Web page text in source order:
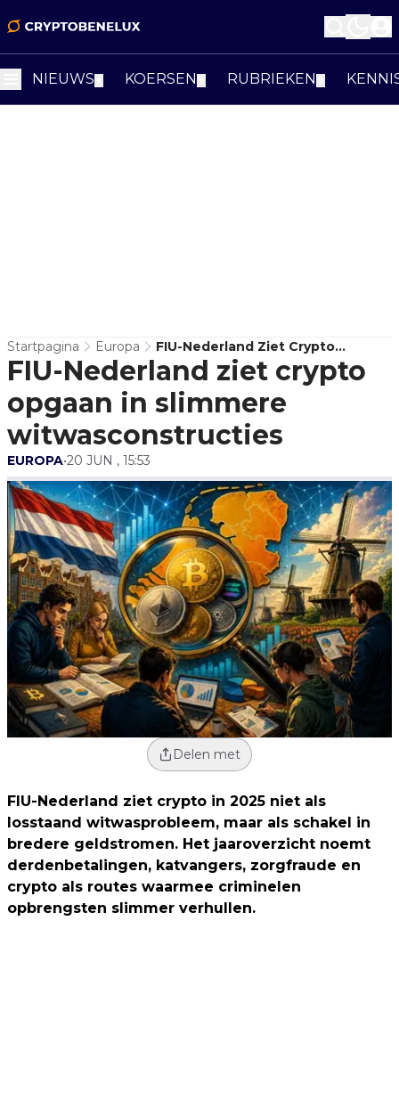
NIEUWS KOERSEN RUBRIEKEN
Startpagina Europa
FIU-Nederland Ziet Crypto
Opgaan In Slimmere
Witwasconstructies
FIU-Nederland ziet crypto
opgaan in slimmere
witwasconstructies
EUROPA•20 JUN , 15:53
Delen met
FIU-Nederland ziet crypto in 2025 niet als
losstaand witwasprobleem, maar als schakel in
bredere geldstromen. Het jaaroverzicht noemt
derdenbetalingen, katvangers, zorgfraude en
crypto als routes waarmee criminelen
opbrengsten slimmer verhullen.